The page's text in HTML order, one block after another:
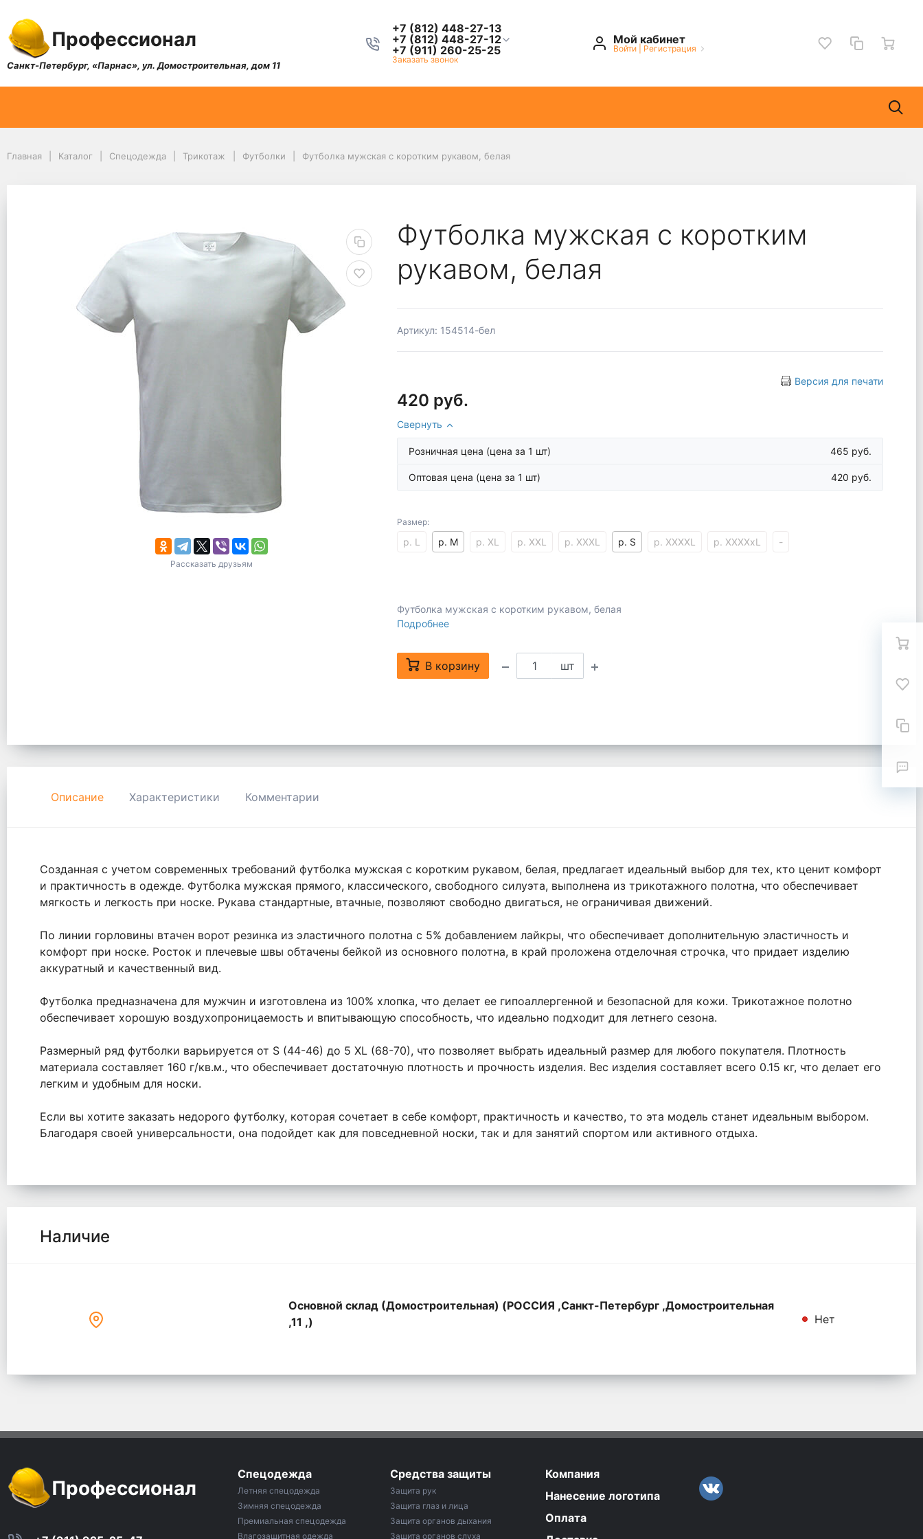
Профессионал
Санкт-Петербург, «Парнас», ул. Домостроительная, дом 11
+7 (812) 448-27-13
+7 (812) 448-27-12
+7 (911) 260-25-25
Заказать звонок
Мой кабинет
Войти Регистрация
Главная Каталог Спецодежда Трикотаж Футболки Футболка мужская с коротким рукавом, белая
Рассказать друзьям
Футболка мужская с коротким
рукавом, белая
Артикул: 154514-бел
Версия для печати
420 руб.
Свернуть
Розничная цена (цена за 1 шт) 465 руб.
Оптовая цена (цена за 1 шт) 420 руб.
Размер:
р. L р. M р. XL р. XXL р. XXXL р. S р. XXXXL р. XXXXxL -
Футболка мужская с коротким рукавом, белая
Подробнее
В корзину шт
Описание Характеристики Комментарии
Созданная с учетом современных требований футболка мужская с коротким рукавом, белая, предлагает идеальный выбор для тех, кто ценит комфорт
и практичность в одежде. Футболка мужская прямого, классического, свободного силуэта, выполнена из трикотажного полотна, что обеспечивает
мягкость и легкость при носке. Рукава стандартные, втачные, позволяют свободно двигаться, не ограничивая движений.
По линии горловины втачен ворот резинка из эластичного полотна с 5% добавлением лайкры, что обеспечивает дополнительную эластичность и
комфорт при носке. Росток и плечевые швы обтачены бейкой из основного полотна, в край проложена отделочная строчка, что придает изделию
аккуратный и качественный вид.
Футболка предназначена для мужчин и изготовлена из 100% хлопка, что делает ее гипоаллергенной и безопасной для кожи. Трикотажное полотно
обеспечивает хорошую воздухопроницаемость и впитывающую способность, что идеально подходит для летнего сезона.
Размерный ряд футболки варьируется от S (44-46) до 5 XL (68-70), что позволяет выбрать идеальный размер для любого покупателя. Плотность
материала составляет 160 г/кв.м., что обеспечивает достаточную плотность и прочность изделия. Вес изделия составляет всего 0.15 кг, что делает его
легким и удобным для носки.
Если вы хотите заказать недорого футболку, которая сочетает в себе комфорт, практичность и качество, то эта модель станет идеальным выбором.
Благодаря своей универсальности, она подойдет как для повседневной носки, так и для занятий спортом или активного отдыха.
Наличие
Основной склад (Домостроительная) (РОССИЯ ,Санкт-Петербург ,Домостроительная
,11 ,)
Нет
Профессионал
Спецодежда
Летняя спецодежда
Зимняя спецодежда
Премиальная спецодежда
Влагозащитная одежда
Средства защиты
Защита рук
Защита глаз и лица
Защита органов дыхания
Защита органов слуха
Компания
Нанесение логотипа
Оплата